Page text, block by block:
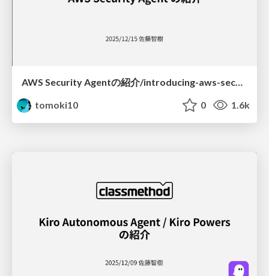
AWS Security Agentの紹介/introducing-aws-security-agent
tomoki10
0 1.6k